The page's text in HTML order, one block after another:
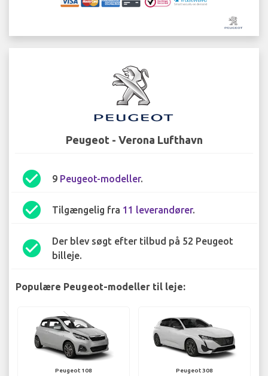
Peugeot - Verona Lufthavn
check_circle 9 Peugeot-modeller.
check_circle Tilgængelig fra 11 leverandører.
check_circle
Der blev søgt efter tilbud på 52 Peugeot
billeje.
Populære Peugeot-modeller til leje:
Peugeot 108 Peugeot 308